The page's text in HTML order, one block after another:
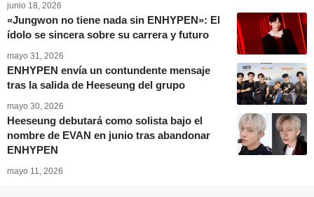
junio 18, 2026
«Jungwon no tiene nada sin ENHYPEN»: El
ídolo se sincera sobre su carrera y futuro
mayo 31, 2026
ENHYPEN envía un contundente mensaje
tras la salida de Heeseung del grupo
mayo 30, 2026
Heeseung debutará como solista bajo el
nombre de EVAN en junio tras abandonar
ENHYPEN
mayo 11, 2026